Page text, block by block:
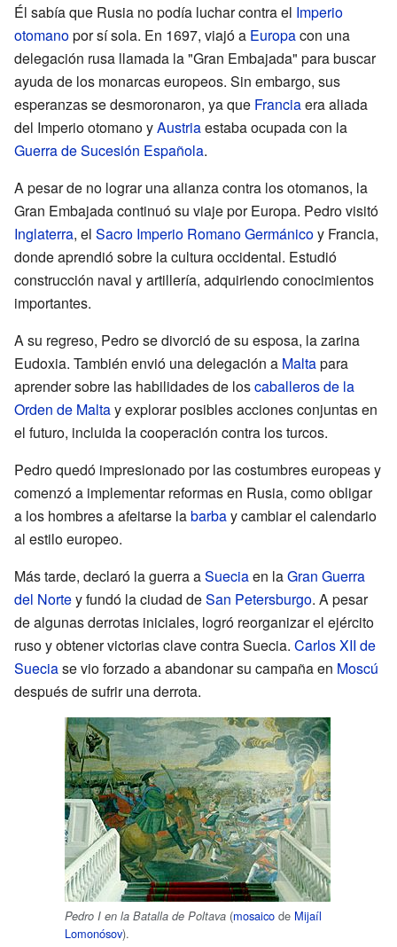
Él sabía que Rusia no podía luchar contra el Imperio
otomanopor sí sola. En 1697, viajó a Europacon una
delegación rusa llamada la "Gran Embajada" para buscar
ayuda de los monarcas europeos. Sin embargo, sus
esperanzas se desmoronaron, ya que Franciaera aliada
del Imperio otomano yAustriaestaba ocupada con la
Guerra de Sucesión Española.
A pesar de no lograr una alianza contra los otomanos, la
Gran Embajada continuó su viaje por Europa. Pedro visitó
Inglaterra, el Sacro Imperio Romano Germánicoy Francia,
donde aprendió sobre la cultura occidental. Estudió
construcción naval y artillería, adquiriendo conocimientos
importantes.
A su regreso, Pedro se divorció de su esposa, la zarina
Eudoxia. También envió una delegación a Maltapara
aprender sobre las habilidades de loscaballeros de la
Orden de Maltay explorar posibles acciones conjuntas en
el futuro, incluida la cooperación contra los turcos.
Pedro quedó impresionado por las costumbres europeas y
comenzó a implementar reformas en Rusia, como obligar
a los hombres a afeitarse labarbay cambiar el calendario
al estilo europeo.
Más tarde, declaró la guerra aSueciaen laGran Guerra
del Nortey fundó la ciudad deSan Petersburgo. A pesar
de algunas derrotas iniciales, logró reorganizar el ejército
ruso y obtener victorias clave contra Suecia. Carlos XII de
Sueciase vio forzado a abandonar su campaña en Moscú
después de sufrir una derrota.
Pedro I en la Batalla de Poltava (mosaico de Mijaíl
Lomonósov).